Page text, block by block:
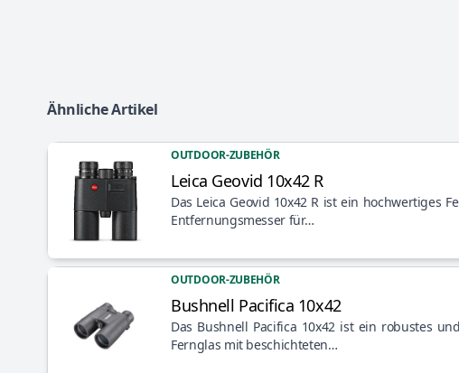
Ähnliche Artikel
Artikel anzeigen
OUTDOOR-ZUBEHÖR
Leica Geovid 10x42 R
Das Leica Geovid 10x42 R ist ein hochwertiges
Entfernungsmesser für…
Artikel anzeigen
OUTDOOR-ZUBEHÖR
Bushnell Pacifica 10x42
Das Bushnell Pacifica 10x42 ist ein robustes
Fernglas mit beschichteten…